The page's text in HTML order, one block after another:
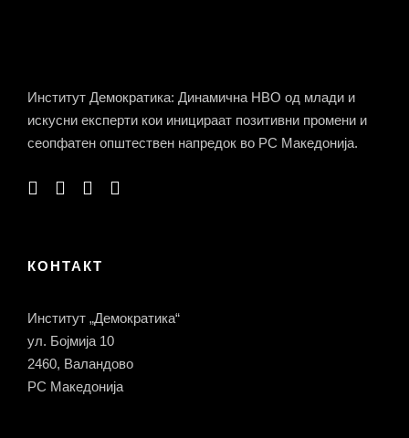
Институт Демократика: Динамична НВО од млади и
искусни експерти кои иницираат позитивни промени и
сеопфатен општествен напредок во РС Македонија.
КОНТАКТ
Институт „Демократика“
ул. Бојмија 10
2460, Валандово
РС Македонија